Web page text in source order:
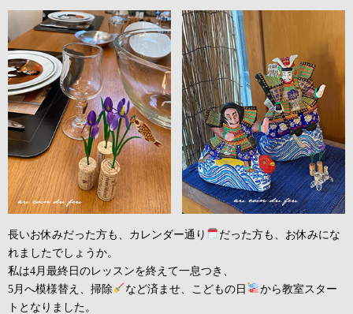
長いお休みだった方も、カレンダー通り
だった方も、お休みにな
れましたでしょうか。
私は4月最終日のレッスンを終えて一息つき、
5月へ模様替え、掃除
など済ませ、こどもの日
から教室スター
トとなりました。